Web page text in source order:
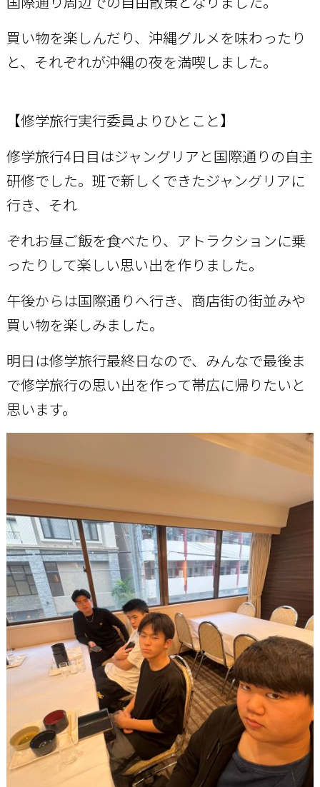
買い物を楽しんだり、沖縄グルメを味わったり
と、それぞれが沖縄の夜を満喫しました。
【修学旅行実行委員よりひとこと】
修学旅行4日目はジャングリアと国際通りの自主
研修でした。班で新しくできたジャングリアに
行き、それ
ぞれお昼ご飯を食べたり、アトラクションに乗
ったりして楽しい思い出を作りました。
午後からは国際通りへ行き、商店街の街並みや
買い物を楽しみました。
明日は修学旅行最終日なので、みんなで最後ま
で修学旅行の思い出を作って帯広に帰りたいと
思います。